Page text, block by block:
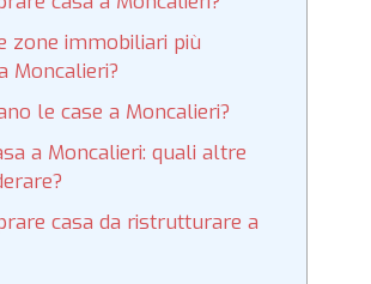
zone immobiliari più
Moncalieri?
le case a Moncalieri?
a Moncalieri: quali altre
casa da ristrutturare a